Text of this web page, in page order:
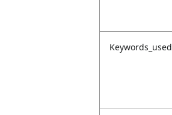
Keywords_used